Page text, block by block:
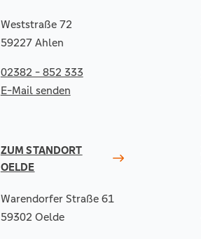
Weststraße 72
59227 Ahlen
02382 - 852 333
E-Mail senden
ZUM STANDORT
OELDE
Warendorfer Straße 61
59302 Oelde